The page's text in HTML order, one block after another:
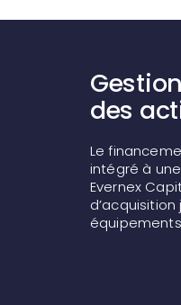
des
Le
intégré à
Evernex